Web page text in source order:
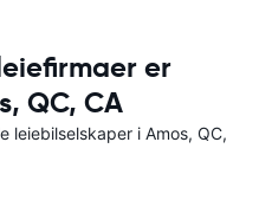
er
QC, CA
leiebilselskaper i Amos, QC,